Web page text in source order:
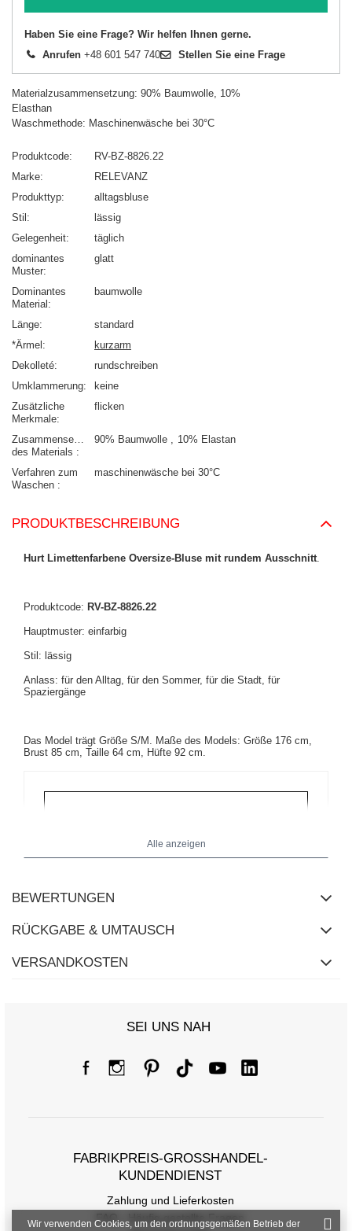
Haben Sie eine Frage? Wir helfen Ihnen gerne.
Anrufen +48 601 547 740 Stellen Sie eine Frage
Materialzusammensetzung: 90% Baumwolle, 10%
Elasthan
Waschmethode: Maschinenwäsche bei 30°C
Produktcode
RV-BZ-8826.22
Marke
RELEVANZ
Produkttyp
alltagsbluse
Stil
lässig
Gelegenheit
täglich
dominantes
Muster
glatt
Dominantes
Material
baumwolle
Länge
standard
*Ärmel
kurzarm
Dekolleté
rundschreiben
Umklammerung
keine
Zusätzliche
Merkmale
flicken
Zusammensetzung
des Materials
90% Baumwolle 10% Elastan
Verfahren zum
Waschen
maschinenwäsche bei 30°C
PRODUKTBESCHREIBUNG
Hurt Limettenfarbene Oversize-Bluse mit rundem Ausschnitt
Produktcode: RV-BZ-8826.22
Hauptmuster: einfarbig
Stil: lässig
Anlass: für den Alltag, für den Sommer, für die Stadt, für
Spaziergänge
Das Model trägt Größe S/M. Maße des Models: Größe 176 cm,
Brust 85 cm, Taille 64 cm, Hüfte 92 cm.
Größentabelle
[A] Brustumfang 114
[C] Hüftumfang
[D] Gesamtlänge 63 65
Alle anzeigen
BEWERTUNGEN
RÜCKGABE & UMTAUSCH
VERSANDKOSTEN
SEI UNS NAH
FABRIKPREIS-GROSSHANDEL-K
UNDENDIENST
Zahlung und Lieferkosten
FAQ - Häufig gestellte Fragen
Wir verwenden Cookies, um den ordnungsgemäßen Betrieb der